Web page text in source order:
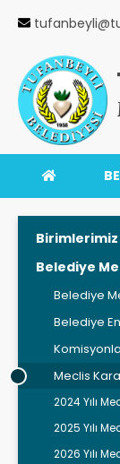
Birimlerimiz
Belediye
Belediye
Belediye
Meclis
2024 Yılı
2025 Yılı
2026 Yılı